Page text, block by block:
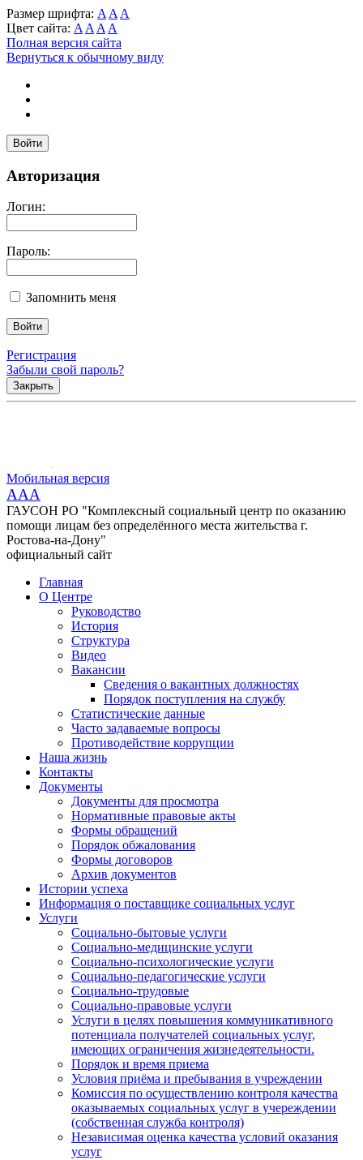
Размер шрифта: A A A
Цвет сайта: A A A A
Полная версия сайта
Вернуться к обычному виду
Войти
Авторизация
Логин:
Пароль:
Запомнить меня
Регистрация
Забыли свой пароль?
Закрыть
Мобильная версия
AAA
ГАУСОН РО "Комплексный социальный центр по оказанию
помощи лицам без определённого места жительства г.
Ростова-на-Дону"
официальный сайт
Главная
О Центре
Руководство
История
Структура
Видео
Вакансии
Сведения о вакантных должностях
Порядок поступления на службу
Статистические данные
Часто задаваемые вопросы
Противодействие коррупции
Наша жизнь
Контакты
Документы
Документы для просмотра
Нормативные правовые акты
Формы обращений
Порядок обжалования
Формы договоров
Архив документов
Истории успеха
Информация о поставщике социальных услуг
Услуги
Социально-бытовые услуги
Социально-медицинские услуги
Социально-психологические услуги
Социально-педагогические услуги
Социально-трудовые
Социально-правовые услуги
Услуги в целях повышения коммуникативного
потенциала получателей социальных услуг,
имеющих ограничения жизнедеятельности.
Порядок и время приема
Условия приёма и пребывания в учреждении
Комиссия по осуществлению контроля качества
оказываемых социальных услуг в учереждении
(собственная служба контроля)
Независимая оценка качества условий оказания
услуг